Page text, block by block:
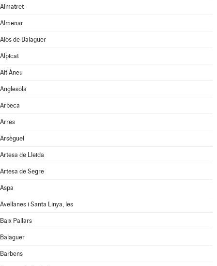
Almatret
Almenar
Alòs de Balaguer
Alpicat
Alt Àneu
Anglesola
Arbeca
Arres
Arsèguel
Artesa de Lleida
Artesa de Segre
Aspa
Avellanes i Santa Linya, les
Baix Pallars
Balaguer
Barbens